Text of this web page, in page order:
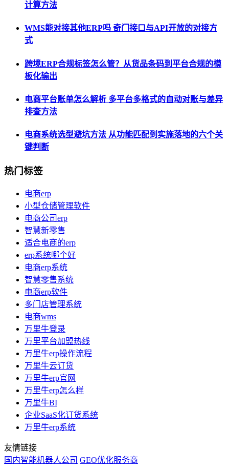
计算方法
WMS能对接其他ERP吗 奇门接口与API开放的对接方
式
跨境ERP合规标签怎么管？从货品条码到平台合规的模
板化输出
电商平台账单怎么解析 多平台多格式的自动对账与差异
排查方法
电商系统选型避坑方法 从功能匹配到实施落地的六个关
键判断
热门标签
电商erp
小型仓储管理软件
电商公司erp
智慧新零售
适合电商的erp
erp系统哪个好
电商erp系统
智慧零售系统
电商erp软件
多门店管理系统
电商wms
万里牛登录
万里平台加盟热线
万里牛erp操作流程
万里牛云订货
万里牛erp官网
万里牛erp怎么样
万里牛BI
企业SaaS化订货系统
万里牛erp系统
友情链接
国内智能机器人公司 GEO优化服务商